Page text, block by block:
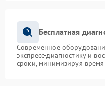
Бесплатная
Современное
экспресс-диагностику и
сроки, минимизируя время